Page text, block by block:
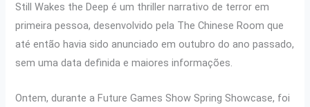
at
s
A
ce
b
o
e
gr
a
ail py
Li
n
ar
e
Still Wakes the Deep é um thriller narrativo de terror em
primeira pessoa, desenvolvido pela The Chinese Room que
até então havia sido anunciado em outubro do ano passado,
sem uma data definida e maiores informações.
Ontem, durante a Future Games Show Spring Showcase, foi